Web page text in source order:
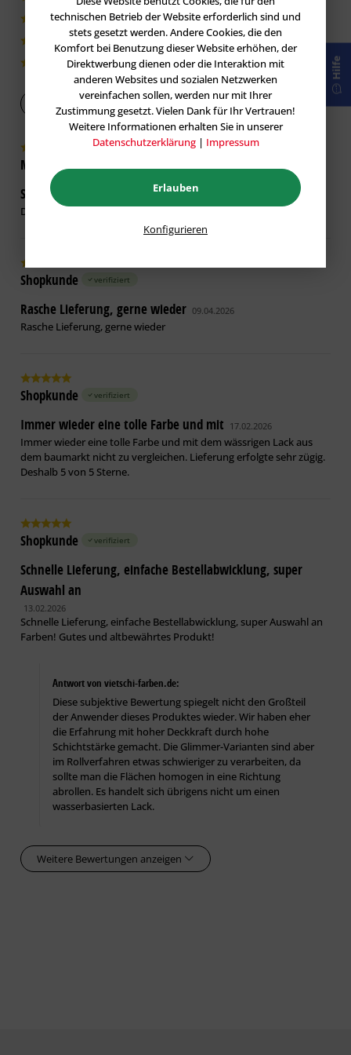
Glimmerfarbtöne:
Lagerung
Bitte kühl lagern und Gebinde dicht verschlossen halten.
Technische Daten
Eignung gemäß Technischer
Information Nr. 606 Definition der
Einsatzbereiche
+
+
(–) nicht geeignet / (○) bedingt geeignet / (+) geeignet
Holzoberflächen in Faser­richtung schleifen, gründlich
reinigen und austretende Holzinhaltsstoffe wie
z. B. Harze und Harzgallen entfernen. Scharfe Kanten
brechen (siehe auch BFS-Merkblatt Nr. 18).
Eisen, Stahl:
im Innenraum ohne Kondenswasser­belastung und ohne
aggressive Einflüsse ist auch eine gründliche maschinelle
Zink, Hart-PVC:
Ammoniakalische Netzmittelwäsche mit
Kunststoffschleifvlies nach BFS-Merkblatt Nr. 5 u. 22 oder
Gescha Multi-Star mit Schleifvlies vorbereiten. Je nach
Aluminium:
Mit Nitroverdünnung oder hierfür vorgesehenen
Reinigungsmitteln, z. B. Gescha Multi-Star, und mit
Kunststoffschleifvlies nach BFS-Merkblatt Nr. 6 vorbereiten.
Kupfer:
Mit Gescha Multi-Star im Mischungsverhältnis 1:5 und
Altanstriche anschleifen und/oder anlaugen. Nicht tragfähige
0|0%
0|0%
1|1%
Bewertung abgeben
Michael I.
Schnell gut und günstig 17.07.2026
Die Qualität ist hervorragend !
Shopkunde verifiziert
Rasche Lieferung, gerne wieder 09.04.2026
Rasche Lieferung, gerne wieder
Shopkunde verifiziert
Immer wieder eine tolle Farbe und mit 17.02.2026
Immer wieder eine tolle Farbe und mit dem wässrigen Lack aus
dem baumarkt nicht zu vergleichen. Lieferung erfolgte sehr zügig.
Deshalb 5 von 5 Sterne.
Shopkunde verifiziert
Schnelle Lieferung, einfache Bestellabwicklung, super
Auswahl an
13.02.2026
Schnelle Lieferung, einfache Bestellabwicklung, super Auswahl an
Farben! Gutes und altbewährtes Produkt!
Antwort von vietschi-farben.de:
Diese subjektive Bewertung spiegelt nicht den Großteil
der Anwender dieses Produktes wieder. Wir haben eher
die Erfahrung mit hoher Deckkraft durch hohe
Schichtstärke gemacht. Die Glimmer-Varianten sind aber
im Rollverfahren etwas schwieriger zu verarbeiten, da
sollte man die Flächen homogen in eine Richtung
abrollen. Es handelt sich übrigens nicht um einen
wasserbasierten Lack.
Weitere Bewertungen anzeigen
Hilfe
technischen Betrieb der Website erforderlich sind und
stets gesetzt werden. Andere Cookies, die den
Komfort bei Benutzung dieser Website erhöhen, der
Direktwerbung dienen oder die Interaktion mit
anderen Websites und sozialen Netzwerken
vereinfachen sollen, werden nur mit Ihrer
Zustimmung gesetzt. Vielen Dank für Ihr Vertrauen!
Weitere Informationen erhalten Sie in unserer
Datenschutzerklärung| Impressum
Erlauben
Konfigurieren